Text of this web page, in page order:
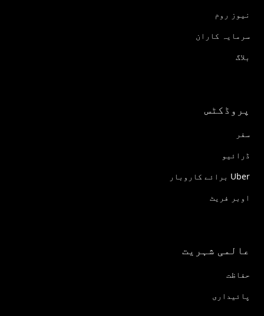
نیوز روم
سرمایہ کاران
بلاگ
پروڈکٹس
سفر
ڈرائیو
Uber برائے کاروبار
اوبر فریٹ
عالمی شہریت
حفاظت
پائیداری